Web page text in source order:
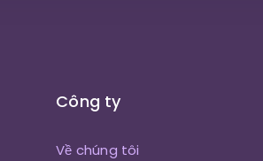
Công ty
Về chúng tôi